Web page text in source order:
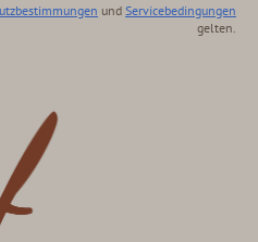
und Servicebedingungen
gelten.